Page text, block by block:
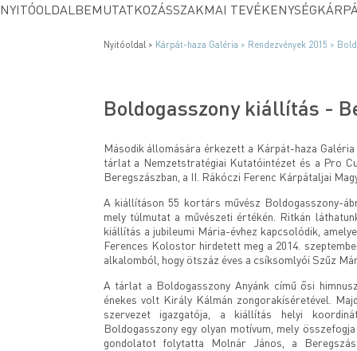
NYITÓOLDAL BEMUTATKOZÁSSZAKMAI TEVÉKENYSÉG
Nyitóoldal > Kárpát-haza Galéria > Rendezvények 2015 >
Boldogasszony kiállítás -
Második állomására érkezett a Kárpát-haza
tárlat a Nemzetstratégiai Kutatóintézet és a Pro
Beregszászban, a II. Rákóczi Ferenc Kárpátaljai
A kiállításon 55 kortárs művész Boldogasszony-
mely túlmutat a művészeti értékén. Ritkán
kiállítás a jubileumi Mária-évhez kapcsolódik,
Ferences Kolostor hirdetett meg a 2014.
alkalomból, hogy ötszáz éves a csíksomlyói Szűz
A tárlat a Boldogasszony Anyánk című ősi
énekes volt Király Kálmán zongorakíséretével.
szervezet igazgatója, a kiállítás helyi
Boldogasszony egy olyan motívum, mely
gondolatot folytatta Molnár János, a